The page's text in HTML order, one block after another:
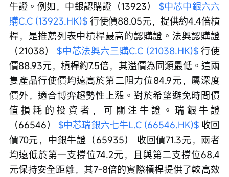
牛證。例如，中銀認購證（13923） $中芯中銀六六
購C.C (13923.HK)$ 行使價88.05元，提供約4.4倍槓
桿，是推薦列表中槓桿最高的認購證。法興認購證
（21038） $中芯法興六三購C.C (21038.HK)$ 行使
價88.93元，槓桿約7.5倍，其溢價為同類最低。這兩
隻產品行使價均遠高於第二阻力位84.9元，屬深度
價外，適合博弈趨勢性上漲。對於希望避免時間價
值損耗的投資者，可關注牛證。瑞銀牛證
（66546） $中芯瑞銀六七牛L.C (66546.HK)$ 收回
價70元，中銀牛證（65935） 收回價71.3元，兩者
均遠低於第一支撐位74.2元，且與第二支撐位68.4
元保持安全距離，其7-8倍的實際槓桿提供了較高效